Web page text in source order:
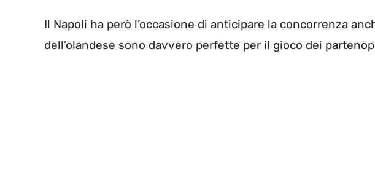
Il Napoli ha però l’occasione di anticipare la concorrenza
dell’olandese sono davvero perfette per il gioco dei